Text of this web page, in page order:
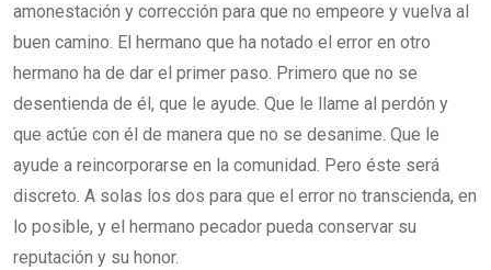
amonestación y corrección para que no empeore y vuelva al
buen camino. El hermano que ha notado el error en otro
hermano ha de dar el primer paso. Primero que no se
desentienda de él, que le ayude. Que le llame al perdón y
que actúe con él de manera que no se desanime. Que le
ayude a reincorporarse en la comunidad. Pero éste será
discreto. A solas los dos para que el error no transcienda, en
lo posible, y el hermano pecador pueda conservar su
reputación y su honor.